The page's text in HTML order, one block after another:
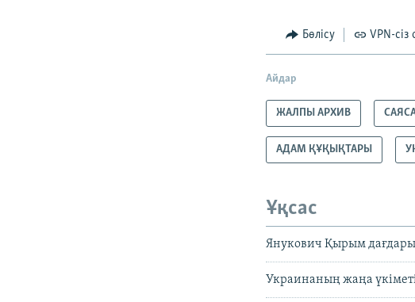
Бөлісу VPN-сіз
Айдар
ЖАЛПЫ АРХИВ
АДАМ ҚҰҚЫҚТАРЫ
Ұқсас
Янукович Қырым
Украинаның жаңа